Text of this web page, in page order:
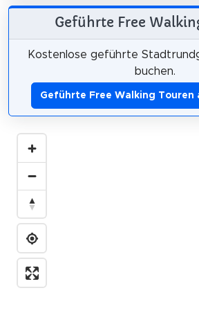
Geführte Free
Kostenlose geführte
buchen.
Geführte Free Walking Touren